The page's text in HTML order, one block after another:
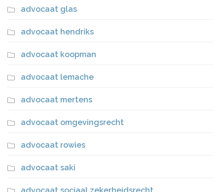
advocaat glas
advocaat hendriks
advocaat koopman
advocaat lemache
advocaat mertens
advocaat omgevingsrecht
advocaat rowies
advocaat saki
advocaat sociaal zekerheidsrecht